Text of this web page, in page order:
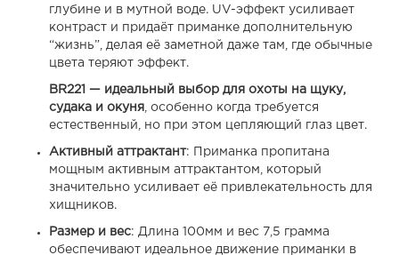
глубине и в мутной воде. UV-эффект усиливает
контраст и придаёт приманке дополнительную
“жизнь”, делая её заметной даже там, где обычные
цвета теряют эффект.
BR221 — идеальный выбор для охоты на щуку,
судака и окуня , особенно когда требуется
естественный, но при этом цепляющий глаз цвет.
Активный аттрактант: Приманка пропитана
мощным активным аттрактантом, который
значительно усиливает её привлекательность для
хищников.
Размер и вес: Длина 100мм и вес 7,5 грамма
обеспечивают идеальное движение приманки в